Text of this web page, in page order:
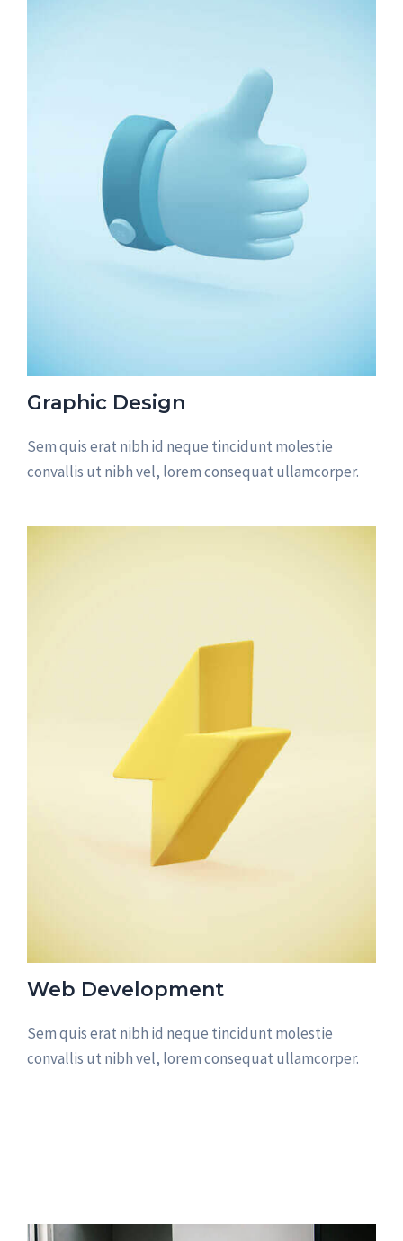
Graphic Design
Sem quis erat nibh id neque tincidunt molestie
convallis ut nibh vel, lorem consequat ullamcorper.
Web Development
Sem quis erat nibh id neque tincidunt molestie
convallis ut nibh vel, lorem consequat ullamcorper.